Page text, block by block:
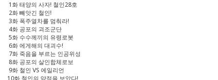
1화 태양의 사자! 철인28호
2화 빼앗긴 철인!
3화 폭주열차를 멈춰라!
4화 공포의 괴조군단
5화 수수께끼의 유령로봇
6화 에게해의 대괴수!
7화 죽음을 부르는 인공위성
8화 공포의 살인합체로보
9화 철인 VS 에일리언